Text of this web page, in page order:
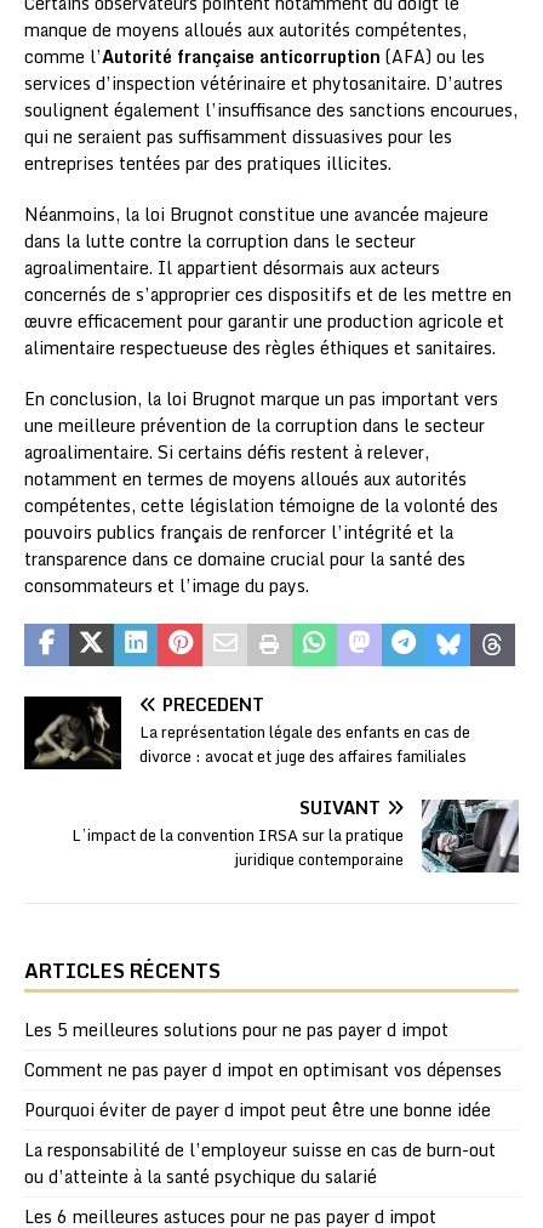
manque de moyens alloués aux autorités compétentes,
comme l’Autorité française anticorruption (AFA) ou les
services d’inspection vétérinaire et phytosanitaire. D’autres
soulignent également l’insuffisance des sanctions encourues,
qui ne seraient pas suffisamment dissuasives pour les
entreprises tentées par des pratiques illicites.
Néanmoins, la loi Brugnot constitue une avancée majeure
dans la lutte contre la corruption dans le secteur
agroalimentaire. Il appartient désormais aux acteurs
concernés de s’approprier ces dispositifs et de les mettre en
œuvre efficacement pour garantir une production agricole et
alimentaire respectueuse des règles éthiques et sanitaires.
En conclusion, la loi Brugnot marque un pas important vers
une meilleure prévention de la corruption dans le secteur
agroalimentaire. Si certains défis restent à relever,
notamment en termes de moyens alloués aux autorités
compétentes, cette législation témoigne de la volonté des
pouvoirs publics français de renforcer l’intégrité et la
transparence dans ce domaine crucial pour la santé des
consommateurs et l’image du pays.
PRÉCÉDENT
La représentation légale des enfants en cas de
divorce : avocat et juge des affaires familiales
SUIVANT
L’impact de la convention IRSA sur la pratique
juridique contemporaine
ARTICLES RÉCENTS
Les 5 meilleures solutions pour ne pas payer d impot
Comment ne pas payer d impot en optimisant vos dépenses
Pourquoi éviter de payer d impot peut être une bonne idée
La responsabilité de l’employeur suisse en cas de burn-out
ou d’atteinte à la santé psychique du salarié
Les 6 meilleures astuces pour ne pas payer d impot